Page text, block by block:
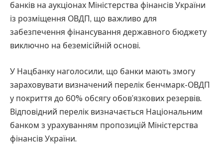
банків на аукціонах Міністерства фінансів України
із розміщення ОВДП, що важливо для
забезпечення фінансування державного бюджету
виключно на беземісійній основі.
У Нацбанку наголосили, що банки мають змогу
зараховувати визначений перелік бенчмарк-ОВДП
у покриття до 60% обсягу обов’язкових резервів.
Відповідний перелік визначається Національним
банком з урахуванням пропозицій Міністерства
фінансів України.